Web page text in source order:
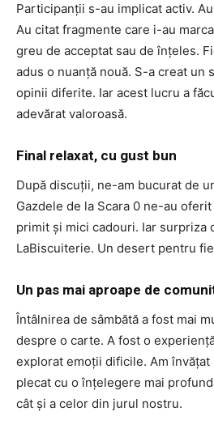
Participanții s-au implicat activ.
Au citat fragmente care i-au
greu de acceptat sau de înțeles.
adus o nuanță nouă. S-a creat un
opinii diferite. Iar acest lucru a
adevărat valoroasă.
Final relaxat, cu gust bun
După discuții, ne-am bucurat de
Gazdele de la Scara 0 ne-au
primit și mici cadouri. Iar surpriza
LaBiscuiterie. Un desert pentru
Un pas mai aproape de
Întâlnirea de sâmbătă a fost mai
despre o carte. A fost o
explorat emoții dificile. Am învățat
plecat cu o înțelegere mai
cât și a celor din jurul nostru.